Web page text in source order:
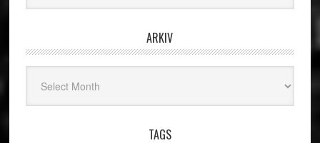
ARKIV
TAGS